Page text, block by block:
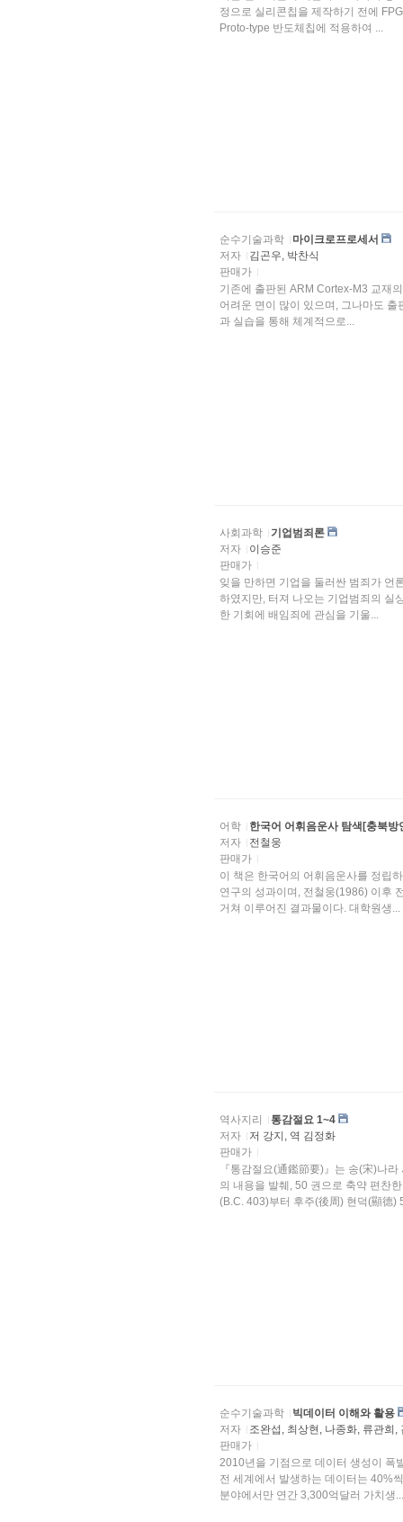
정으로 실리콘칩을 제작하기 전에
Proto-type 반도체칩에 적용하여 ...
순수기술과학
마이크로프로세서
저자
김곤우, 박찬식
판매가
기존에 출판된 ARM Cortex-M3 교재
어려운 면이 많이 있으며, 그나마도 출판된 교재의 수
과 실습을 통해 체계적으로...
사회과학
기업범죄론
저자
이승준
판매가
잊을 만하면 기업을 둘러싼 범죄가 언
하였지만, 터져 나오는 기업범죄의 실
한 기회에 배임죄에 관심을 기울...
어학
한국어 어휘음운사 탐색[충북방
저자
전철웅
판매가
이 책은 한국어의 어휘음운사를 정립
연구의 성과이며, 전철웅(1986) 이후 전철웅(2013)에 이르기까지 끊임없는 수정과 보완의 과정을
거쳐 이루어진 결과물이다. 대학원생...
역사지리
통감절요 1~4
저자
저 강지, 역 김정화
판매가
『통감절요(通鑑節要)』는 송(宋)나
의 내용을 발췌, 50 권으로 축약 편찬
(B.C. 403)부터 후주(後周) 현덕(顯德)
순수기술과학
빅데이터 이해와 활용
저자
조완섭, 최상현, 나종화, 류관희,
판매가
2010년을 기점으로 데이터 생성이 폭
전 세계에서 발생하는 데이터는 40%
분야에서만 연간 3,300억달러 가치생...